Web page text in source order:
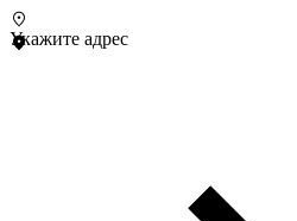
Укажите адрес